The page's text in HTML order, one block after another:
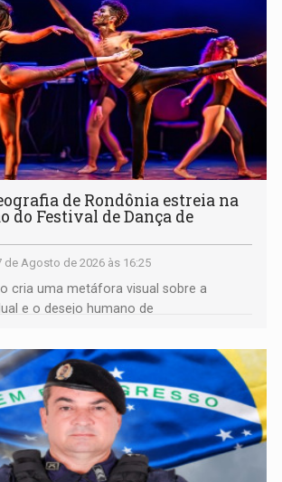
de Rondônia estreia na
do Festival de Dança de
de Agosto de 2026 às 16:25
cria uma metáfora visual sobre a
e o desejo humano de